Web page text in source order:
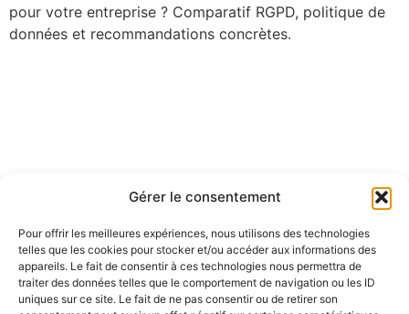
Gérer le consentement
Pour offrir les meilleures expériences, nous utilisons des technologies
telles que les cookies pour stocker et/ou accéder aux informations des
appareils. Le fait de consentir à ces technologies nous permettra de
traiter des données telles que le comportement de navigation ou les ID
uniques sur ce site. Le fait de ne pas consentir ou de retirer son
pour votre entreprise ? Comparatif RGPD, politique de
données et recommandations concrètes.